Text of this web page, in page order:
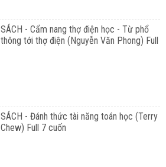
SÁCH - Cẩm nang thợ điện học - Từ phổ
thông tới thợ điện (Nguyễn Văn Phong) Full
SÁCH - Đánh thức tài năng toán học (Terry
Chew) Full 7 cuốn